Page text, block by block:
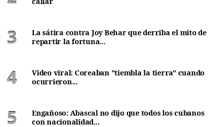
La sátira contra Joy Behar que derriba el mito de
repartir la fortuna...
Video viral: Coreaban "tiembla la tierra" cuando
ocurrieron...
Engañoso: Abascal no dijo que todos los cubanos
con nacionalidad...